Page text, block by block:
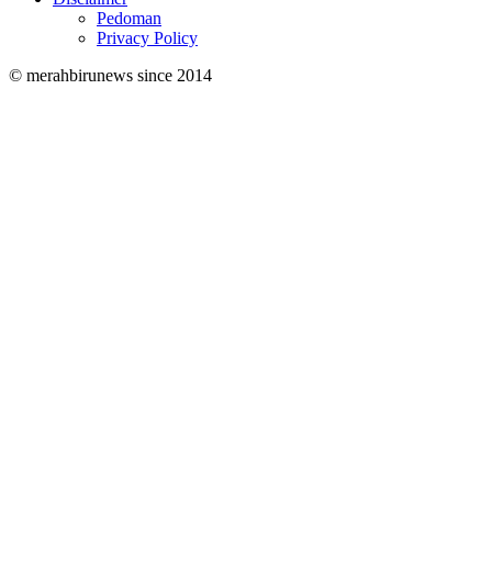
Pedoman
Privacy Policy
© merahbirunews since 2014